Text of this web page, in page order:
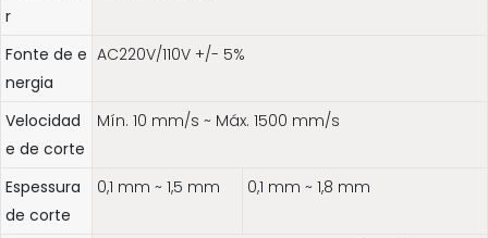
r
Fonte de e
nergia
AC220V/110V +/- 5%
Velocidad
e de corte
Mín. 10 mm/s ~ Máx. 1500 mm/s
Espessura
de corte
0,1 mm ~ 1,5 mm 0,1 mm ~ 1,8 mm